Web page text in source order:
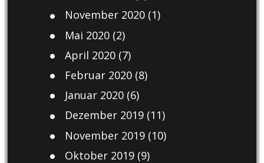
November 2020(1)
Mai 2020(2)
April 2020(7)
Februar 2020(8)
Januar 2020(6)
Dezember 2019(11)
November 2019(10)
Oktober 2019(9)